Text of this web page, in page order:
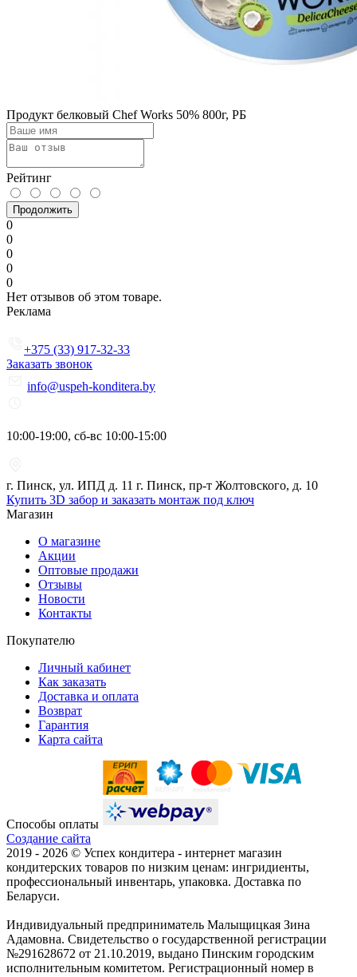
Продукт белковый Chef Works 50% 800г, РБ
Рейтинг
Продолжить
0
0
0
0
0
Нет отзывов об этом товаре.
Реклама
+375 (33) 917-32-33
Заказать звонок
info@uspeh-konditera.by
10:00-19:00, сб-вс 10:00-15:00
г. Пинск, ул. ИПД д. 11 г. Пинск, пр-т Жолтовского, д. 10
Купить 3D забор и заказать монтаж под ключ
Магазин
О магазине
Акции
Оптовые продажи
Отзывы
Новости
Контакты
Покупателю
Личный кабинет
Как заказать
Доставка и оплата
Возврат
Гарантия
Карта сайта
Способы оплаты
Создание сайта
2019 - 2026 © Успех кондитера - интернет магазин
кондитерских товаров по низким ценам: ингридиенты,
профессиональный инвентарь, упаковка. Доставка по
Беларуси.
Индивидуальный предприниматель Малыщицкая Зина
Адамовна. Свидетельство о государственной регистрации
№291628672 от 21.10.2019, выдано Пинским городским
исполнительным комитетом. Регистрационный номер в